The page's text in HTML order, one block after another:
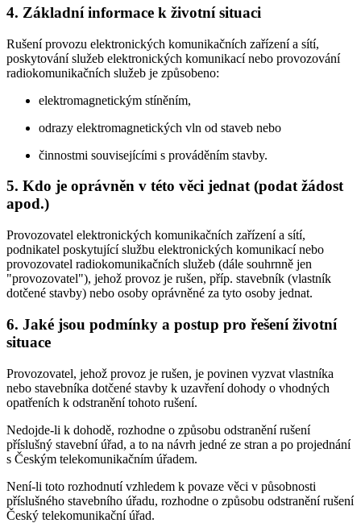
4. Základní informace k životní situaci
Rušení provozu elektronických komunikačních zařízení a sítí,
poskytování služeb elektronických komunikací nebo provozování
radiokomunikačních služeb je způsobeno:
elektromagnetickým stíněním,
odrazy elektromagnetických vln od staveb nebo
činnostmi souvisejícími s prováděním stavby.
5. Kdo je oprávněn v této věci jednat (podat žádost
apod.)
Provozovatel elektronických komunikačních zařízení a sítí,
podnikatel poskytující službu elektronických komunikací nebo
provozovatel radiokomunikačních služeb (dále souhrnně jen
"provozovatel"), jehož provoz je rušen, příp. stavebník (vlastník
dotčené stavby) nebo osoby oprávněné za tyto osoby jednat.
6. Jaké jsou podmínky a postup pro řešení životní
situace
Provozovatel, jehož provoz je rušen, je povinen vyzvat vlastníka
nebo stavebníka dotčené stavby k uzavření dohody o vhodných
opatřeních k odstranění tohoto rušení.
Nedojde-li k dohodě, rozhodne o způsobu odstranění rušení
příslušný stavební úřad, a to na návrh jedné ze stran a po projednání
s Českým telekomunikačním úřadem.
Není-li toto rozhodnutí vzhledem k povaze věci v působnosti
příslušného stavebního úřadu, rozhodne o způsobu odstranění rušení
Český telekomunikační úřad.